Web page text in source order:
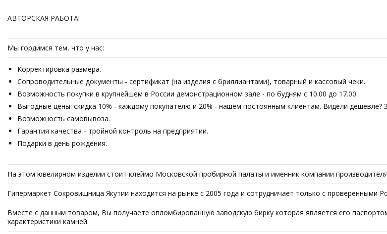
АВТОРСКАЯ РАБОТА!
Мы гордимся тем, что у нас:
Корректировка размера.
Сопроводительные документы - сертификат (на изделия с бриллиантами), товарный и кассовый чеки.
Возможность покупки в крупнейшем в России демонстрационном зале - по будням с 10.00 до 17.00
Выгодные цены: скидка 10% - каждому покупателю и 20% - нашем постоянным клиентам. Видели
Возможность самовывоза.
Гарантия качества - тройной контроль на предприятии.
Подарки в день рождения.
На этом ювелирном изделии стоит клеймо Московской пробирной палаты и именник компании
Гипермаркет Сокровищница Якутии находится на рынке с 2005 года и сотрудничает только с проверенными
Вместе с данным товаром, Вы получаете опломбированную заводскую бирку которая является его
характеристики камней.